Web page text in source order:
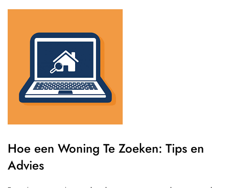
Hoe een Woning Te Zoeken: Tips en
Advies